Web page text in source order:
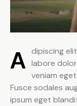
Adipiscing elit, sed do eiusmod tempor incididunt labore
veniam
Fusce sodales
ipsum eget